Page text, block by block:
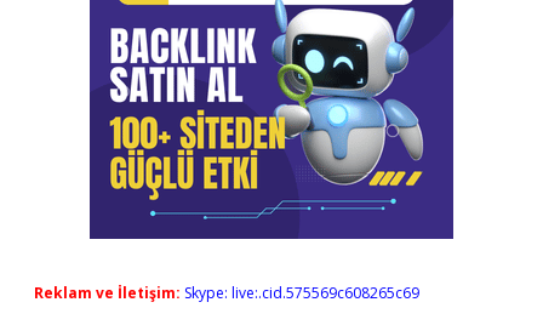
Reklam ve İletişim: Skype: live:.cid.575569c608265c69